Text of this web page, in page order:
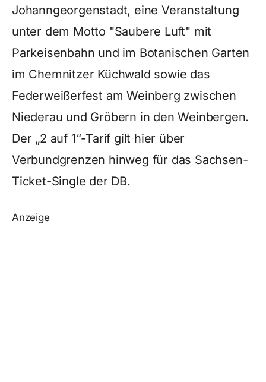
Johanngeorgenstadt, eine Veranstaltung
unter dem Motto "Saubere Luft" mit
Parkeisenbahn und im Botanischen Garten
im Chemnitzer Küchwald sowie das
Federweißerfest am Weinberg zwischen
Niederau und Gröbern in den Weinbergen.
Der „2 auf 1“-Tarif gilt hier über
Verbundgrenzen hinweg für das Sachsen-
Ticket-Single der DB.
Anzeige